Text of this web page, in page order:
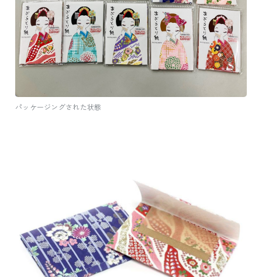
パッケージングされた状態